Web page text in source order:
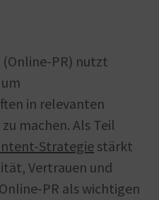
PR) nutzt
in relevanten
machen. Als Teil
Strategiestärkt
Vertrauen und
PR als wichtigen